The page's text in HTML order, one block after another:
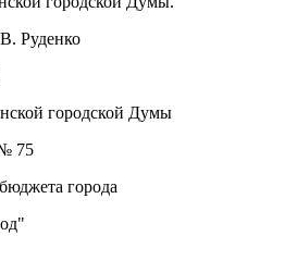
Руденко
городской Думы
75
города